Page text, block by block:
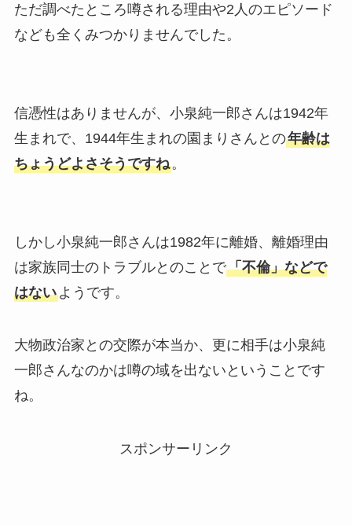
ただ調べたところ噂される理由や2人のエピソード
なども全くみつかりませんでした。
信憑性はありませんが、小泉純一郎さんは1942年
生まれで、1944年生まれの園まりさんとの年齢は
ちょうどよさそうですね。
しかし小泉純一郎さんは1982年に離婚、離婚理由
は家族同士のトラブルとのことで「不倫」などで
はないようです。
大物政治家との交際が本当か、更に相手は小泉純
一郎さんなのかは噂の域を出ないということです
ね。
スポンサーリンク